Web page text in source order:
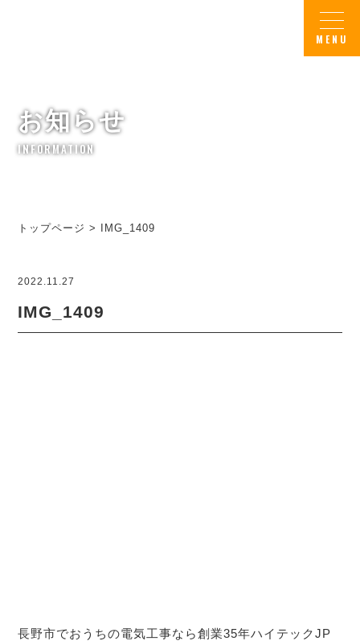
お知らせ
INFORMATION
トップページ > IMG_1409
2022.11.27
IMG_1409
長野市でおうちの電気工事なら創業35年ハイテックJP